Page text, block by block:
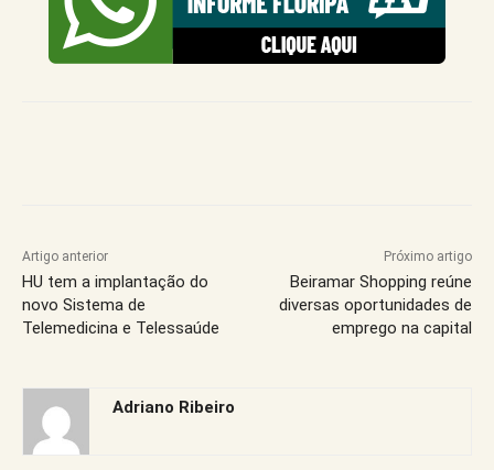
Artigo anterior
HU tem a implantação do
novo Sistema de
Telemedicina e Telessaúde
Próximo artigo
Beiramar Shopping reúne
diversas oportunidades de
emprego na capital
Adriano Ribeiro